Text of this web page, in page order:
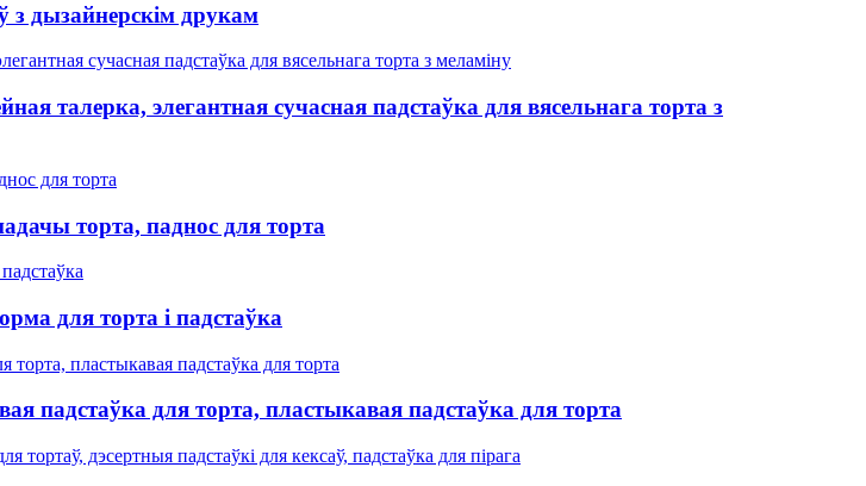
з дызайнерскім друкам
талерка, элегантная сучасная падстаўка для вясельнага торта з
торта, паднос для торта
для торта і падстаўка
падстаўка для торта, пластыкавая падстаўка для торта